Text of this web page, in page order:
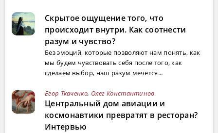
Скрытое ощущение того, что
происходит внутри. Как соотнести
разум и чувство?
Без эмоций, которые позволяют нам понять, как
мы будем чувствовать себя после того, как
сделаем выбор, наш разум мечется...
Егор Ткаченко, Олег Константинов
Центральный дом авиации и
космонавтики превратят в ресторан?
Интервью